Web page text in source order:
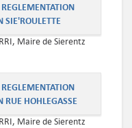
SIE'ROULETTE
Maire de Sierentz
RUE HOHLEGASSE
Maire de Sierentz